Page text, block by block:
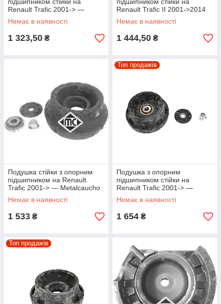
Renault Trafic 2001-> —
Monroe (Німеччина) - MK181
Немає в наявності
1 323,50 ₴
Renault Trafic II 2001->2014
— Febi (Німеччина) -
FE22639
Немає в наявності
1 444,50 ₴
Подушка стійки з опорним
підшипником на Renault
Trafic 2001-> — Metalcaucho
(Іспанія) - MC04456
Немає в наявності
1 533 ₴
Топ продажів
Подушка з опорним
підшипником стійки на
Renault Trafic 2001-> —
Kayaba (Японія) -
KYBSM1511
Немає в наявності
1 654 ₴
Топ продажів